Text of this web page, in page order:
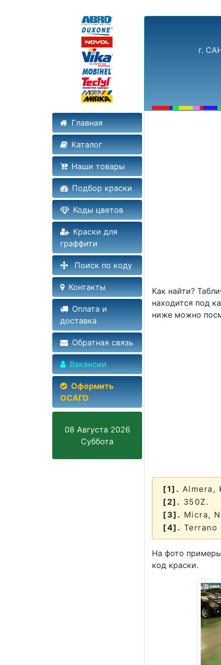
г.
Главная
Каталог
Наши товары
Подбор краски
Коды цветов
Краски для
граффити
Поиск по коду
Контакты
Оплата и
доставка
Обратная связь
Вакансии
Оформить
ОСАГО
08 Августа 2026
Суббота
Как найти?
находится под
ниже можно
[1]. Almera,
[2]. 350Z.
[3]. Micra,
[4]. Terrano
На фото
код краски.